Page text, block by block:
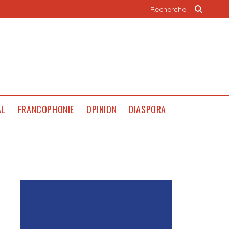
FRANCOPHONIE OPINION DIASPORA